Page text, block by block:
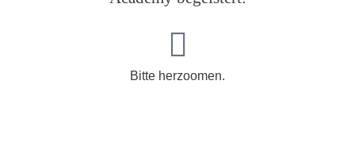
Bitte herzoomen.